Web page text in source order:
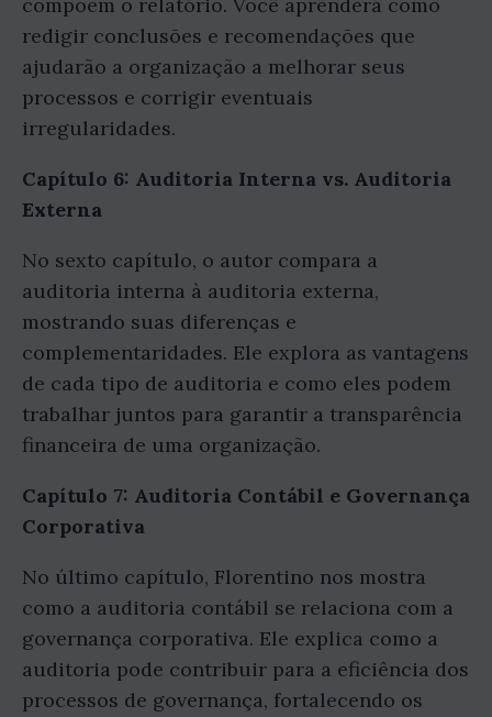
compõem o relatório. Você aprenderá como
redigir conclusões e recomendações que
ajudarão a organização a melhorar seus
processos e corrigir eventuais
irregularidades.
Capítulo 6: Auditoria Interna vs. Auditoria
Externa
No sexto capítulo, o autor compara a
auditoria interna à auditoria externa,
mostrando suas diferenças e
complementaridades. Ele explora as vantagens
de cada tipo de auditoria e como eles podem
trabalhar juntos para garantir a transparência
financeira de uma organização.
Capítulo 7: Auditoria Contábil e Governança
Corporativa
No último capítulo, Florentino nos mostra
como a auditoria contábil se relaciona com a
governança corporativa. Ele explica como a
auditoria pode contribuir para a eficiência dos
processos de governança, fortalecendo os